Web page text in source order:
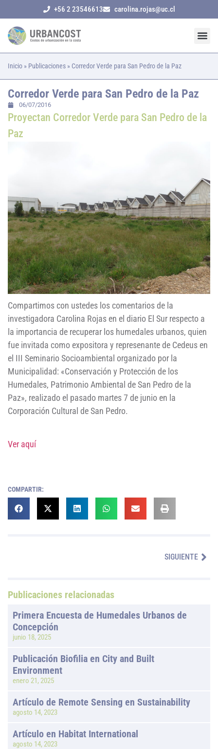
+56 2 23546613 carolina.rojas@uc.cl
Inicio » Publicaciones » Corredor Verde para San Pedro de la Paz
Corredor Verde para San Pedro de la Paz
06/07/2016
Proyectan Corredor Verde para San Pedro de la
Paz
Compartimos con ustedes los comentarios de la
investigadora Carolina Rojas en el diario El Sur respecto a
la importancia de recuperar los humedales urbanos, quien
fue invitada como expositora y represenante de Cedeus en
el III Seminario Socioambiental organizado por la
Municipalidad: «Conservación y Protección de los
Humedales, Patrimonio Ambiental de San Pedro de la
Paz», realizado el pasado martes 7 de junio en la
Corporación Cultural de San Pedro.
Ver aquí
COMPARTIR:
SIGUIENTE
Publicaciones relacionadas
Primera Encuesta de Humedales Urbanos de
Concepción
junio 18, 2025
Publicación Biofilia en City and Built
Environment
enero 21, 2025
Artículo de Remote Sensing en Sustainability
agosto 14, 2023
Artículo en Habitat International
agosto 14, 2023